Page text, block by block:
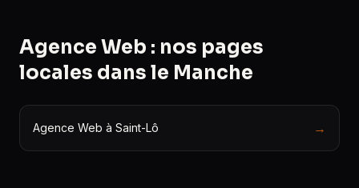
Agence Web : nos pages
locales dans le Manche
Agence Web à Saint-Lô →